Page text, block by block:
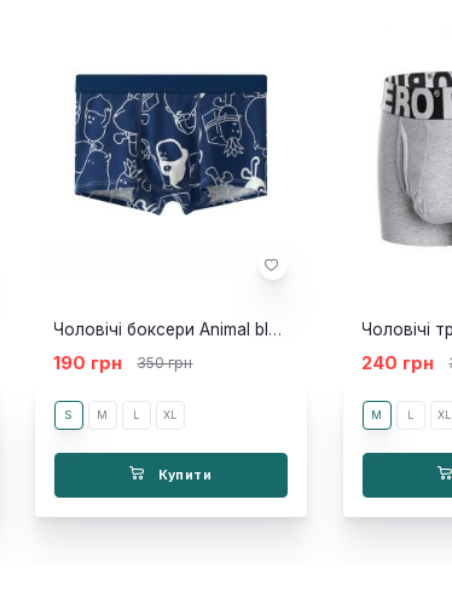
Чоловічі боксери Animal blue
190 грн 350 грн
S M L XL
Купити
240 грн
M L XL